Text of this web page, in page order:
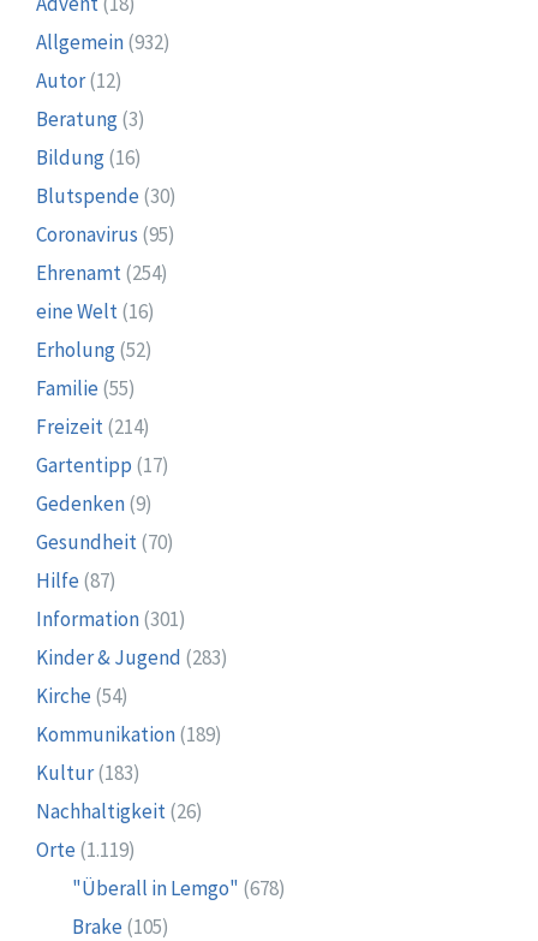
Allgemein(932)
Autor(12)
Beratung(3)
Bildung(16)
Blutspende (30)
Coronavirus (95)
Ehrenamt(254)
eine Welt(16)
Erholung(52)
Familie (55)
Freizeit(214)
Gartentipp (17)
Gedenken(9)
Gesundheit(70)
Hilfe (87)
Information(301)
Kinder & Jugend (283)
Kirche (54)
Kommunikation(189)
Kultur(183)
Nachhaltigkeit(26)
Orte (1.119)
"Überall in Lemgo" (678)
Brake (105)